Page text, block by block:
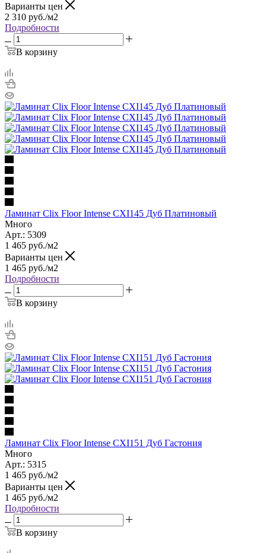
Варианты цен
2 310 руб./м2
Подробности
В корзину
Ламинат Clix Floor Intense CXI145 Дуб Платиновый
Много
Арт.: 5309
1 465 руб./м2
Варианты цен
1 465 руб./м2
Подробности
В корзину
Ламинат Clix Floor Intense CXI151 Дуб Гастония
Много
Арт.: 5315
1 465 руб./м2
Варианты цен
1 465 руб./м2
Подробности
В корзину